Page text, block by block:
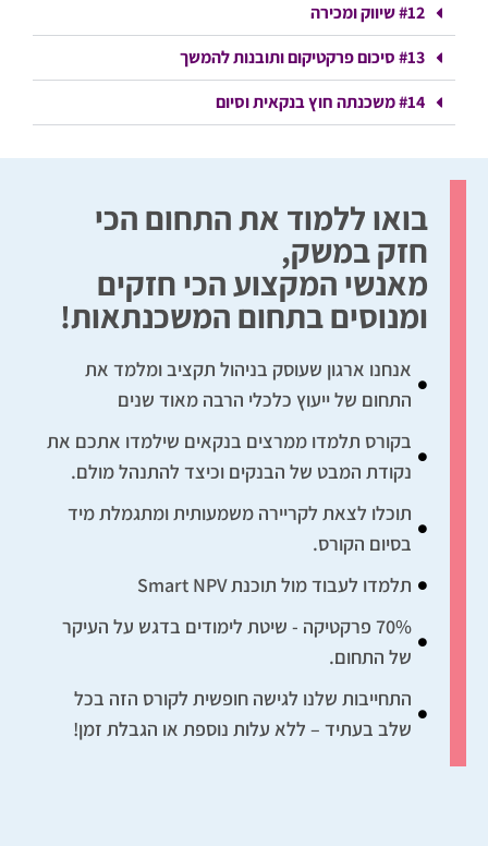
#12 שיווק ומכירה
#13 סיכום פרקטיקום ותובנות להמשך
#14 משכנתה חוץ בנקאית וסיום
בואו ללמוד את התחום הכי
חזק במשק,
מאנשי המקצוע הכי חזקים
ומנוסים בתחום המשכנתאות!
אנחנו ארגון שעוסק בניהול תקציב ומלמד את
התחום של ייעוץ כלכלי הרבה מאוד שנים
בקורס תלמדו ממרצים בנקאים שילמדו אתכם את
נקודת המבט של הבנקים וכיצד להתנהל מולם.
תוכלו לצאת לקריירה משמעותית ומתגמלת מיד
בסיום הקורס.
תלמדו לעבוד מול תוכנת Smart NPV
70% פרקטיקה - שיטת לימודים בדגש על העיקר
של התחום.
התחייבות שלנו לגישה חופשית לקורס הזה בכל
שלב בעתיד – ללא עלות נוספת או הגבלת זמן!